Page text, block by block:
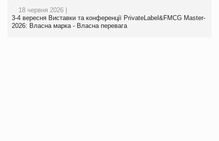
18 червня 2026 |
3-4 вересня Виставки та конференції PrivateLabel&FMCG Master-
2026: Власна марка - Власна перевага